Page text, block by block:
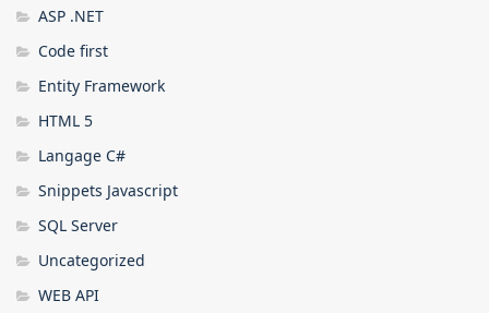
ASP .NET
Code first
Entity Framework
HTML 5
Langage C#
Snippets Javascript
SQL Server
Uncategorized
WEB API